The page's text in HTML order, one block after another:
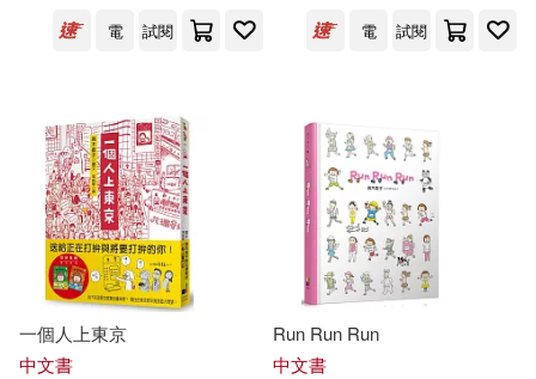
電
試閱
電
試閱
一個人上東京
中文書
Run Run Run
中文書